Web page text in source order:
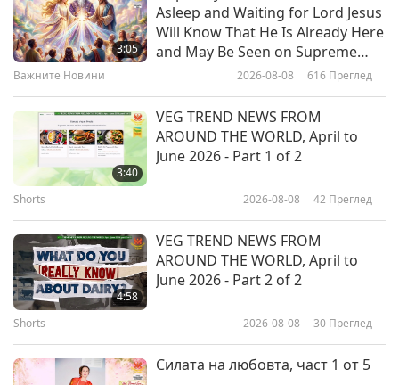
The Art of Drape: Linen Textures
in Contemporary Living
An Evening Celebration in Honor
of the Birthday of Shakyamuni
Joss Stone (vegetarian): Voice of
Hope and Compassion
3:05
Asleep and Waiting for Lord Jesus
Will Know That He Is Already Here
and May Be Seen on Supreme
Master Television
Важните Новини 2026-08-08 616 Преглед
3:40
VEG TREND NEWS FROM
AROUND THE WORLD, April to
June 2026 - Part 1 of 2
Shorts 2026-08-08 42 Преглед
4:58
VEG TREND NEWS FROM
AROUND THE WORLD, April to
June 2026 - Part 2 of 2
Shorts 2026-08-08 30 Преглед
Силата на любовта, част 1 от 5